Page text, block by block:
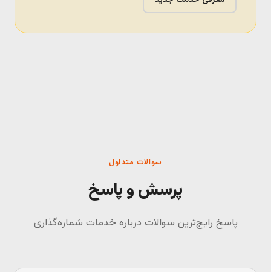
سوالات متداول
پرسش و پاسخ
پاسخ رایج‌ترین سوالات درباره خدمات شماره‌گذاری